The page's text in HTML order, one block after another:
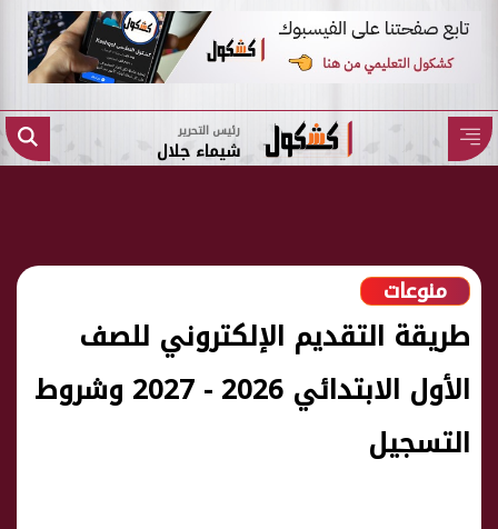
رئيس التحرير
شيماء جلال
منوعات
طريقة التقديم الإلكتروني للصف
الأول الابتدائي 2026 - 2027 وشروط
التسجيل